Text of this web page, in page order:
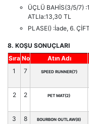
ÜÇLÜ BAHİS(3/5/7)
ATLla:13,30 TL
PLASE() :İade, 6.
8. KOŞU SONUÇLARI
Sıra No Atın Adı
1
7 SPEED RUNNER(7)
2 2 PET MAT(2)
3 8 BOURBON OUTLAW(8)